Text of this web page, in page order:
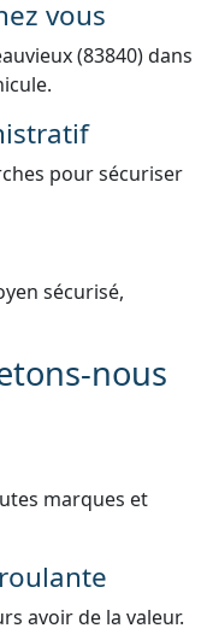
vous
(83840) dans
pour sécuriser
sécurisé,
nous
marques et
avoir de la valeur.